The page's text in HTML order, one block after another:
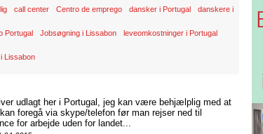
call center Centro de emprego dansker i Portugal danskere i
Portugal Jobsøgning i Lissabon leveomkostninger i Portugal
Lissabon
udlagt her i Portugal, jeg kan være behjælplig med at
foregå via skype/telefon før man rejser ned til
for arbejde uden for landet...